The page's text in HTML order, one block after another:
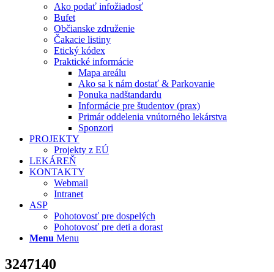
Ako podať infožiadosť
Bufet
Občianske združenie
Čakacie listiny
Etický kódex
Praktické informácie
Mapa areálu
Ako sa k nám dostať & Parkovanie
Ponuka nadštandardu
Informácie pre študentov (prax)
Primár oddelenia vnútorného lekárstva
Sponzori
PROJEKTY
Projekty z EÚ
LEKÁREŇ
KONTAKTY
Webmail
Intranet
ASP
Pohotovosť pre dospelých
Pohotovosť pre deti a dorast
Menu Menu
3247140